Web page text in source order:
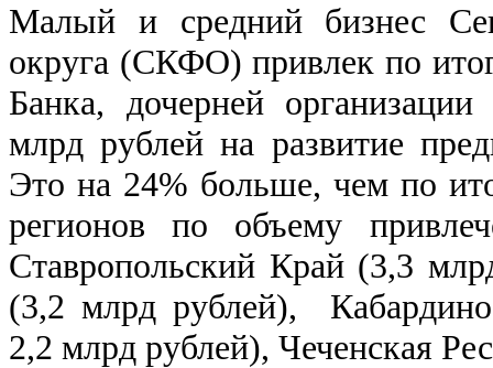
Малый и средний бизнес
округа (СКФО) привлек по
Банка, дочерней
млрд рублей на развитие
Это на 24% больше, чем по
регионов по объему
Ставропольский Край (3,3
(3,2 млрд рублей),
2,2 млрд рублей), Чеченская